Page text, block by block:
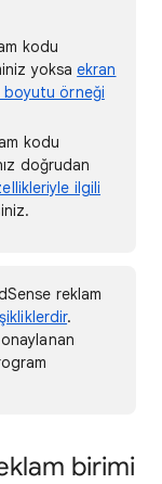
kodu
yoksaekran
boyutu örneği
kodu
doğrudan
ilgili
reklam
.
birimi